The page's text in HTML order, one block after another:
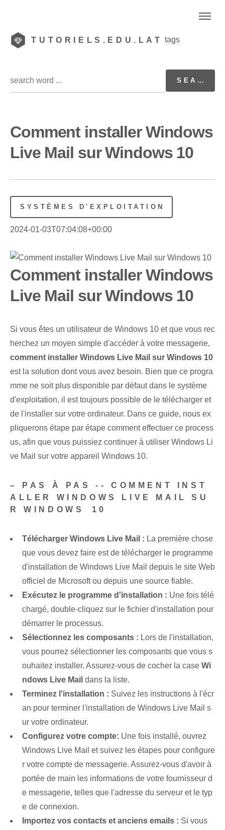
TUTORIELS.EDU.LAT tags
Comment installer Windows
Live Mail sur Windows 10
SYSTÈMES D'EXPLOITATION
2024-01-03T07:04:08+00:00
Comment installer Windows
Live Mail sur Windows 10
Si vous êtes un utilisateur de Windows 10 et que vous rec
herchez un moyen simple d'accéder à votre messagerie,
comment installer Windows Live Mail sur Windows 10
est la solution dont vous avez besoin. Bien que ce progra
mme ne soit plus disponible par défaut dans le système
d'exploitation, il est toujours possible de le télécharger et
de l'installer sur votre ordinateur. Dans ce ‌guide, nous ex
pliquerons étape par étape comment effectuer ce process
us, afin que vous puissiez continuer à utiliser Windows Li
ve Mail sur votre appareil Windows 10.
– PAS À PAS -- COMMENT INST
ALLER WINDOWS LIVE MAIL SU
R WINDOWS⁤ 10
Télécharger‌ Windows ⁤Live Mail : ⁤La première chose
que vous devez faire est de télécharger le programme
d'installation de Windows Live Mail depuis le site Web
officiel de Microsoft ou depuis une source fiable.
Exécutez le programme d'installation : Une fois télé
chargé, double-cliquez sur le fichier d'installation pour
démarrer le processus.
Sélectionnez les composants : Lors de l'installation,
vous pourrez sélectionner les composants que vous s
ouhaitez installer. Assurez-vous de cocher la case Wi
ndows Live⁣ Mail dans la liste.
Terminez l'installation : Suivez les instructions à l'écr
an pour terminer l'installation de Windows Live Mail s
ur votre ordinateur.
Configurez votre compte: Une fois installé, ouvrez
Windows Live Mail et suivez les étapes pour configure
r votre compte de messagerie. ⁤Assurez-vous d'avoir à
portée de main les informations de votre fournisseur d
e messagerie, telles que l'adresse du serveur et le typ
e de connexion.
Importez vos contacts et anciens emails : Si vous